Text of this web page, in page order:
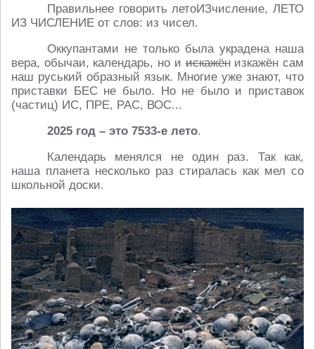
Правильнее говорить летоИЗчисление, ЛЕТО
ИЗ ЧИСЛЕНИЕ от слов: из чисел.
Оккупантами не только была украдена наша
вера, обычаи, календарь, но иискажёнизкажён сам
наш руський образный язык. Многие уже знают, что
приставки БЕС не было. Но не было и приставок
(частиц) ИС, ПРЕ, РАС, ВОС...
2025 год – это 7533-е лето.
Календарь менялся не один раз. Так как,
наша планета несколько раз стиралась как мел со
школьной доски.